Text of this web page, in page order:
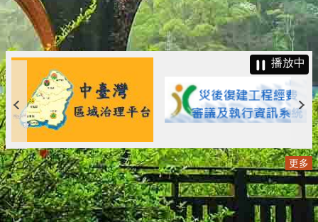
播放中
更多